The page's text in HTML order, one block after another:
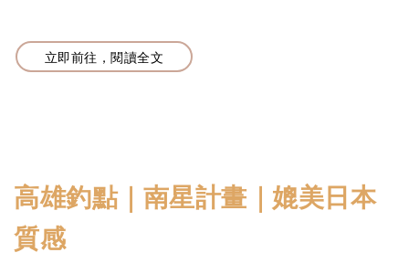
立即前往，閱讀全文
高雄釣點｜南星計畫｜媲美日本
質感